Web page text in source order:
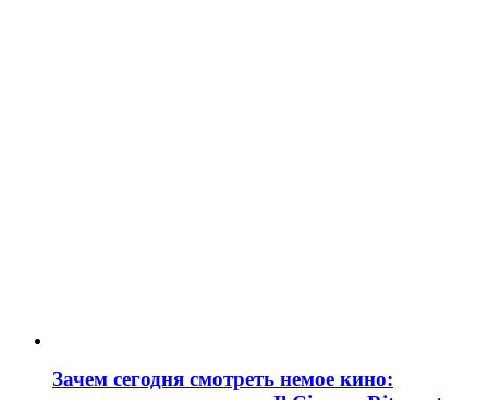
Зачем сегодня смотреть немое кино: